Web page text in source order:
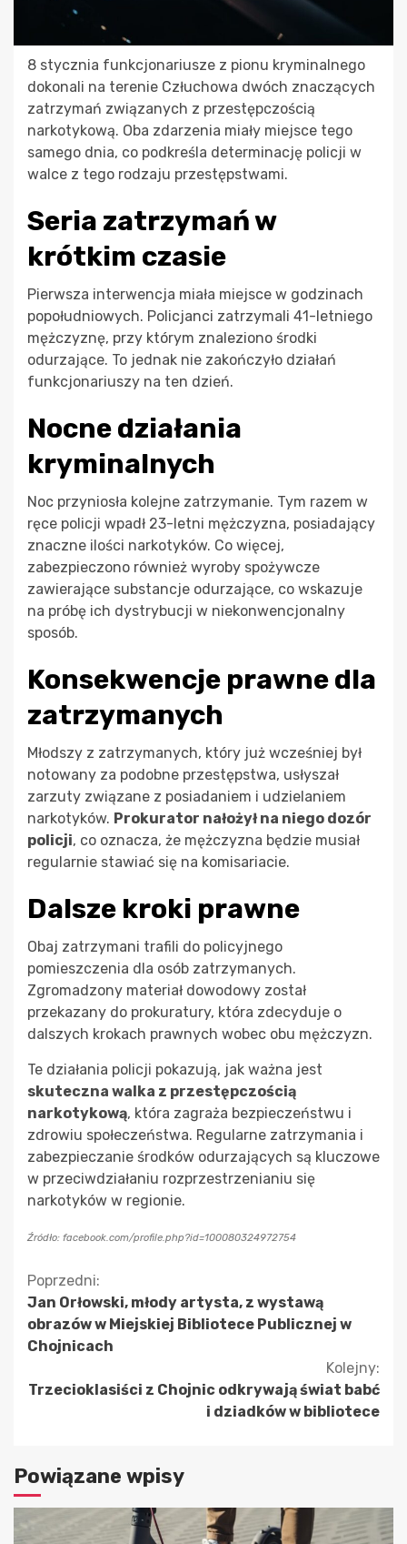
8 stycznia funkcjonariusze z pionu kryminalnego
dokonali na terenie Człuchowa dwóch znaczących
zatrzymań związanych z przestępczością
narkotykową. Oba zdarzenia miały miejsce tego
samego dnia, co podkreśla determinację policji w
walce z tego rodzaju przestępstwami.
Seria zatrzymań w
krótkim czasie
Pierwsza interwencja miała miejsce w godzinach
popołudniowych. Policjanci zatrzymali 41-letniego
mężczyznę, przy którym znaleziono środki
odurzające. To jednak nie zakończyło działań
funkcjonariuszy na ten dzień.
Nocne działania
kryminalnych
Noc przyniosła kolejne zatrzymanie. Tym razem w
ręce policji wpadł 23-letni mężczyzna, posiadający
znaczne ilości narkotyków. Co więcej,
zabezpieczono również wyroby spożywcze
zawierające substancje odurzające, co wskazuje
na próbę ich dystrybucji w niekonwencjonalny
sposób.
Konsekwencje prawne dla
zatrzymanych
Młodszy z zatrzymanych, który już wcześniej był
notowany za podobne przestępstwa, usłyszał
zarzuty związane z posiadaniem i udzielaniem
narkotyków. Prokurator nałożył na niego dozór
policji, co oznacza, że mężczyzna będzie musiał
regularnie stawiać się na komisariacie.
Dalsze kroki prawne
Obaj zatrzymani trafili do policyjnego
pomieszczenia dla osób zatrzymanych.
Zgromadzony materiał dowodowy został
przekazany do prokuratury, która zdecyduje o
dalszych krokach prawnych wobec obu mężczyzn.
Te działania policji pokazują, jak ważna jest
skuteczna walka z przestępczością
narkotykową, która zagraża bezpieczeństwu i
zdrowiu społeczeństwa. Regularne zatrzymania i
zabezpieczanie środków odurzających są kluczowe
w przeciwdziałaniu rozprzestrzenianiu się
narkotyków w regionie.
Źródło: facebook.com/profile.php?id=100080324972754
Kontynuuj
czytanie
Poprzedni:
Jan Orłowski, młody artysta, z wystawą
obrazów w Miejskiej Bibliotece Publicznej w
Chojnicach
Kolejny:
Trzecioklasiści z Chojnic odkrywają świat babć
i dziadków w bibliotece
Powiązane wpisy